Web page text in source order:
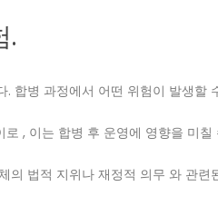
.
합병 과정에서 어떤 위험이 발생할
, 이는 합병 후 운영에 영향을 미칠
법적 지위나 재정적 의무 와 관련